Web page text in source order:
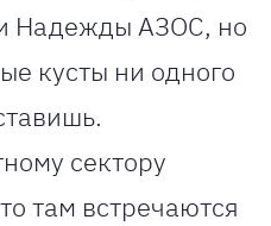
Надежды АЗОС, но
кусты ни одного
сектору
там встречаются